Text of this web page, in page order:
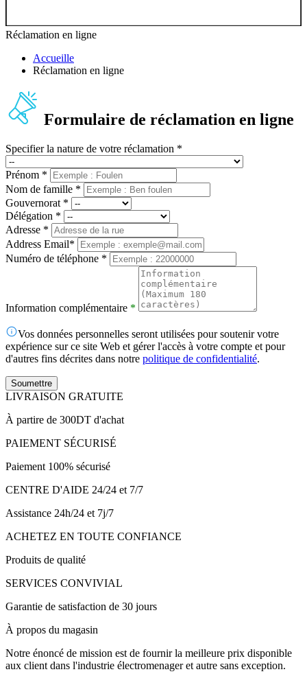
Réclamation en ligne
Accueille
Réclamation en ligne
Formulaire de réclamation en ligne
Specifier la nature de votre réclamation *
Prénom *
Nom de famille *
Gouvernorat *
Délégation *
Adresse *
Address Email*
Numéro de téléphone *
Information complémentaire *
Vos données personnelles seront utilisées pour soutenir votre
expérience sur ce site Web et gérer l'accès à votre compte et pour
d'autres fins décrites dans notre politique de confidentialité.
Soumettre
LIVRAISON GRATUITE
À partire de 300DT d'achat
PAIEMENT SÉCURISÉ
Paiement 100% sécurisé
CENTRE D'AIDE 24/24 et 7/7
Assistance 24h/24 et 7j/7
ACHETEZ EN TOUTE CONFIANCE
Produits de qualité
SERVICES CONVIVIAL
Garantie de satisfaction de 30 jours
À propos du magasin
Notre énoncé de mission est de fournir la meilleure prix disponible
aux client dans l'industrie électromenager et autre sans exception.